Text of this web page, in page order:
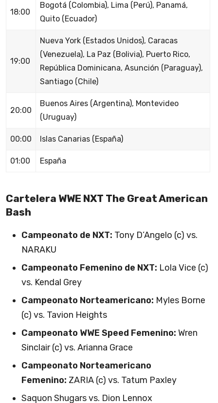
18:00
Bogotá (Colombia), Lima (Perú), Panamá,
Quito (Ecuador)
19:00
Nueva York (Estados Unidos), Caracas
(Venezuela), La Paz (Bolivia), Puerto Rico,
República Dominicana, Asunción (Paraguay),
Santiago (Chile)
20:00
Buenos Aires (Argentina), Montevideo
(Uruguay)
00:00 Islas Canarias (España)
01:00 España
Cartelera WWE NXT The Great American
Bash
Campeonato de NXT: Tony D’Angelo (c) vs.
NARAKU
Campeonato Femenino de NXT: Lola Vice (c)
vs. Kendal Grey
Campeonato Norteamericano: Myles Borne
(c) vs. Tavion Heights
Campeonato WWE Speed Femenino: Wren
Sinclair (c) vs. Arianna Grace
Campeonato Norteamericano
Femenino: ZARIA (c) vs. Tatum Paxley
Saquon Shugars vs. Dion Lennox